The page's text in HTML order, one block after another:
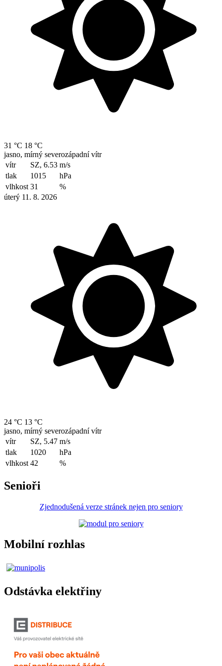
31 °C 18 °C
jasno, mírný severozápadní vítr
vítr
SZ, 6.53 m/s
tlak
1015
hPa
vlhkost 31
%
úterý 11. 8. 2026
24 °C 13 °C
jasno, mírný severozápadní vítr
vítr
SZ, 5.47 m/s
tlak
1020
hPa
vlhkost 42 %
Senioři
Zjednodušená verze stránek nejen pro seniory
Mobilní rozhlas
Odstávka elektřiny